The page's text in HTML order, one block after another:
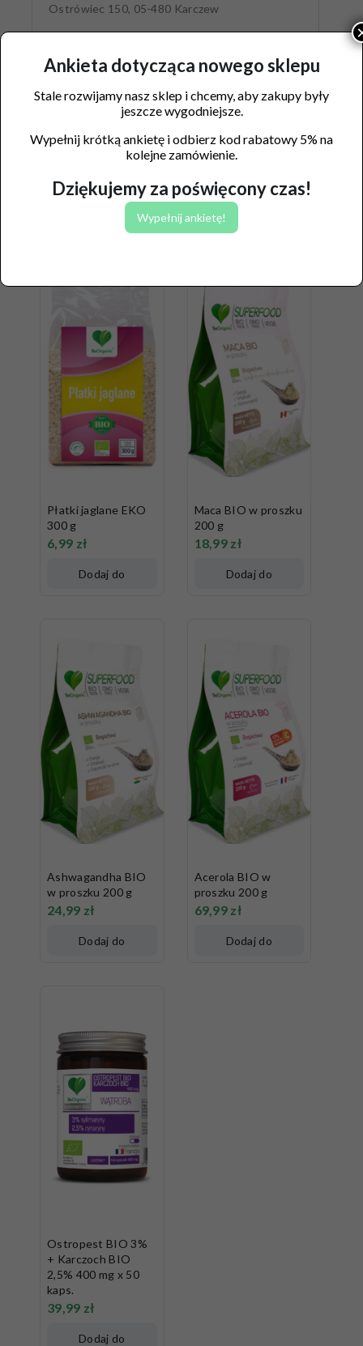
Ostrówiec 150, 05-480 Karczew
Podobne produkty
Płatki jaglane EKO
300 g
6,99 zł
Dodaj do
Maca BIO w proszku
200 g
18,99 zł
Dodaj do
Ashwagandha BIO
w proszku 200 g
24,99 zł
Dodaj do
Acerola BIO w
proszku 200 g
69,99 zł
Dodaj do
Ostropest BIO 3%
+ Karczoch BIO
2,5% 400 mg x 50
kaps.
39,99 zł
Dodaj do
Ankieta dotycząca nowego sklepu
Stale rozwijamy nasz sklep i chcemy, aby zakupy były
jeszcze wygodniejsze.
Wypełnij krótką ankietę i odbierz kod rabatowy 5% na
kolejne zamówienie.
Dziękujemy za poświęcony czas!
Wypełnij ankietę!